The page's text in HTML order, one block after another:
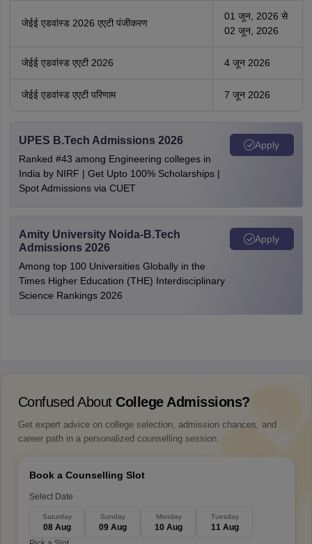
जेईई एडवांस्ड 2026 एएटी पंजीकरण
01 जून, 2026 से
02 जून, 2026
जेईई एडवांस्ड एएटी 2026 4 जून 2026
जेईई एडवांस्ड एएटी परिणाम 7 जून 2026
UPES B.Tech Admissions 2026
Ranked #43 among Engineering colleges in
India by NIRF | Get Upto 100% Scholarships |
Spot Admissions via CUET
Apply
Amity University Noida-B.Tech
Admissions 2026
Among top 100 Universities Globally in the
Times Higher Education (THE) Interdisciplinary
Science Rankings 2026
Apply
Confused About College Admissions?
Get expert advice on college selection, admission chances, and
career path in a personalized counselling session.
Book a Counselling Slot
Select Date
Saturday
08 Aug
Sunday
09 Aug
Monday
10 Aug
Tuesday
11 Aug